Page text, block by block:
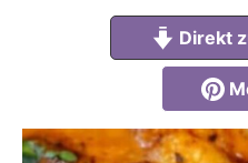
Direkt